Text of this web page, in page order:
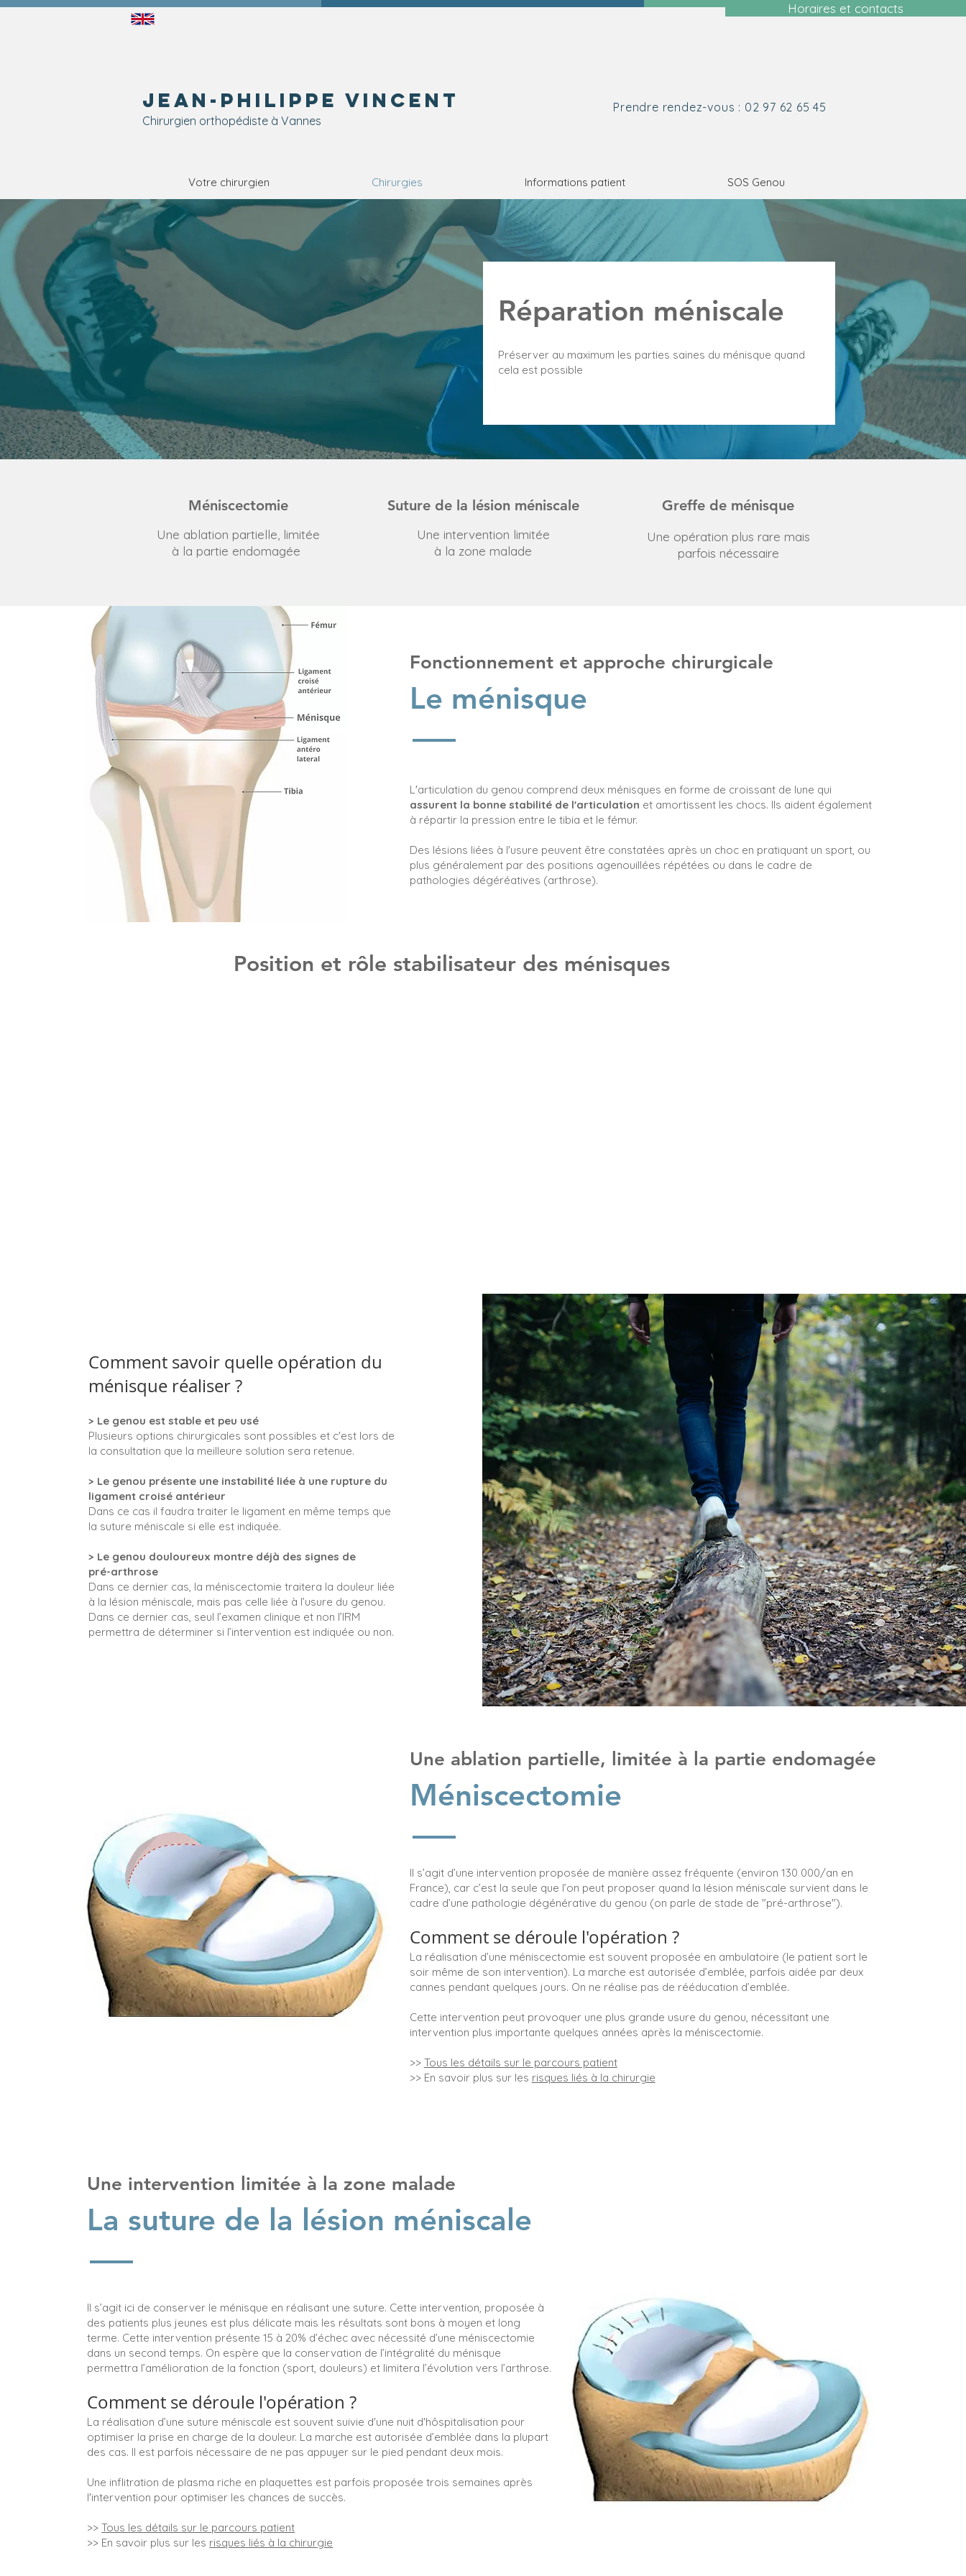
Horaires et contacts
Jean-Philippe vincent
Chirurgien orthopédiste à Vannes
Prendre rendez-vous : 02 97 62 65 45
Votre chirurgien Chirurgies Informations patient SOS Genou
Réparation méniscale
Préserver au maximum les parties saines du ménisque quand
cela est possible
Méniscectomie
Une ablation partielle, limitée
à la partie endomagée
Suture de la lésion méniscale
Une intervention limitée
à la zone malade
Greffe de ménisque
Une opération plus rare mais
parfois nécessaire
Fonctionnement et approche chirurgicale
Le ménisque
L'articulation du genou comprend deux ménisques en forme de croissant de lune qui
assurent la bonne stabilité de l'articulation et amortissent les chocs. Ils aident également
à répartir la pression entre le tibia et le fémur.
Des lésions liées à l'usure peuvent être constatées après un choc en pratiquant un sport, ou
plus généralement par des positions agenouillées répétées ou dans le cadre de
pathologies dégéréatives (arthrose).
Position et rôle stabilisateur des ménisques
Comment savoir quelle opération du
ménisque réaliser ?
> Le genou est stable et peu usé
Plusieurs options chirurgicales sont possibles et c'est lors de
la consultation que la meilleure solution sera retenue.
> Le genou présente une instabilité liée à une rupture du
ligament croisé antérieur
Dans ce cas il faudra traiter le ligament en même temps que
la suture méniscale si elle est indiquée.
> Le genou douloureux montre déjà des signes de
pré-arthrose
Dans ce dernier cas, la méniscectomie traitera la douleur liée
à la lésion méniscale, mais pas celle liée à l’usure du genou.
Dans ce dernier cas, seul l’examen clinique et non l’IRM
permettra de déterminer si l’intervention est indiquée ou non.
Une ablation partielle, limitée à la partie endomagée
Méniscectomie
Il s’agit d’une intervention proposée de manière assez fréquente (environ 130 000/an en
France), car c’est la seule que l’on peut proposer quand la lésion méniscale survient dans le
cadre d’une pathologie dégénérative du genou (on parle de stade de "pré-arthrose").
Comment se déroule l'opération ?
La réalisation d’une méniscectomie est souvent proposée en ambulatoire (le patient sort le
soir même de son intervention). La marche est autorisée d’emblée, parfois aidée par deux
cannes pendant quelques jours. On ne réalise pas de rééducation d’emblée.
Cette intervention peut provoquer une plus grande usure du genou, nécessitant une
intervention plus importante quelques années après la méniscectomie.
>> Tous les détails sur le parcours patient
>> En savoir plus sur les risques liés à la chirurgie
Une intervention limitée à la zone malade
La suture de la lésion méniscale
Il s’agit ici de conserver le ménisque en réalisant une suture. Cette intervention, proposée à
des patients plus jeunes est plus délicate mais les résultats sont bons à moyen et long
terme. Cette intervention présente 15 à 20% d’échec avec nécessité d’une méniscectomie
dans un second temps. On espère que la conservation de l’intégralité du ménisque
permettra l’amélioration de la fonction (sport, douleurs) et limitera l’évolution vers l’arthrose.
Comment se déroule l'opération ?
La réalisation d’une suture méniscale est souvent suivie d'une nuit d'hôspitalisation pour
optimiser la prise en charge de la douleur. La marche est autorisée d’emblée dans la plupart
des cas. Il est parfois nécessaire de ne pas appuyer sur le pied pendant deux mois.
Une inflitration de plasma riche en plaquettes est parfois proposée trois semaines après
l'intervention pour optimiser les chances de succès.
>>Tous les détails sur le parcours patient
>> En savoir plus sur les risques liés à la chirurgie